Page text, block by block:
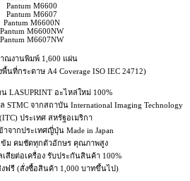
Pantum M6600
Pantum M6607
Pantum M6600N
Pantum M6600NW
Pantum M6607NW
ณงานพิมพ์ 1,600 แผ่น
ที่กระดาษ A4 Coverage ISO IEC 24712)
LASUPRINT อะไหล่ใหม่ 100%
จากสถาบัน International Imaging Technology
ประเทศ สหรัฐอเมริกา
จากประเทศญี่ปุ่น Made in Japan
ข้ม คมชัดทุกตัวอักษร คุณภาพสูง
สียต่อเครื่อง รับประกันสินค้า 100%
ฟรี (สั่งซื้อสินค้า 1,000 บาทขึ้นไป)